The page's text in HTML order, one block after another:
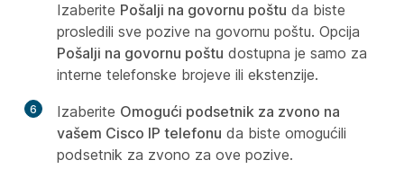
Izaberite Pošalji na govornu poštu da biste
prosledili sve pozive na govornu poštu. Opcija
Pošalji na govornu poštu dostupna je samo za
interne telefonske brojeve ili ekstenzije.
6 Izaberite Omogući podsetnik za zvono na
vašem Cisco IP telefonu da biste omogućili
podsetnik za zvono za ove pozive.